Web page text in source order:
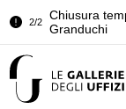
2/2
Chiusura
Granduchi
Sala dell'Iliade